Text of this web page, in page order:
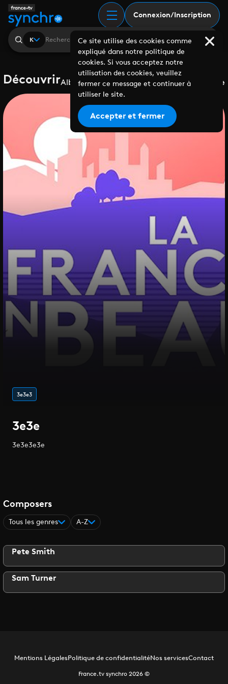
Connexion/Inscription
K
DécouvrirAlbumsPlaylistsCollaborationsLabels Genre
3e3e3
3e3e
3e3e3e3e
Composers
Tous les genres A-Z
Pete Smith
Sam Turner
Mentions LégalesPolitique de confidentialitéNos servicesContact
France.tv synchro 2026 ©
Ce site utilise des cookies comme
expliqué dans notre politique de
cookies. Si vous acceptez notre
utilisation des cookies, veuillez
fermer ce message et continuer à
utiliser le site.
Accepter et fermer